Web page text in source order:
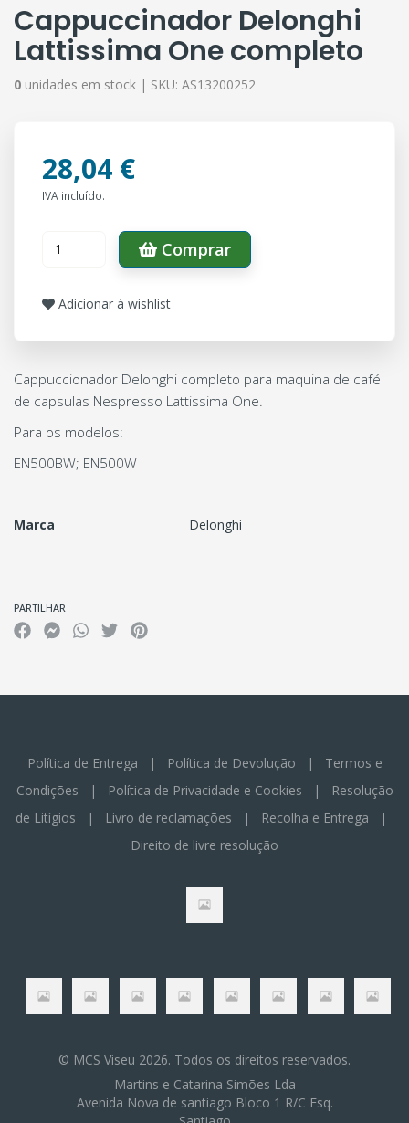
Cappuccinador Delonghi
Lattissima One completo
0 unidades em stock | SKU: AS13200252
28,04 €
IVA incluído.
Comprar
Adicionar à wishlist
Cappuccionador Delonghi completo para maquina de café
de capsulas Nespresso Lattissima One.
Para os modelos:
EN500BW; EN500W
Marca
Delonghi
PARTILHAR
Política de Entrega | Política de Devolução | Termos e
Condições | Política de Privacidade e Cookies |
Resolução
de Litígios | Livro de reclamações | Recolha e Entrega |
Direito de livre resolução
© MCS Viseu 2026. Todos os direitos reservados.
Martins e Catarina Simões Lda
Avenida Nova de santiago Bloco 1 R/C Esq.